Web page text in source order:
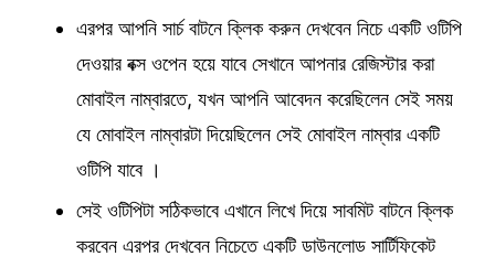
এরপর আপনি সার্চ বাটনে ক্লিক করুন দেখবেন নিচে একটি ওটিপি
দেওয়ার বক্স ওপেন হয়ে যাবে সেখানে আপনার রেজিস্টার করা
মোবাইল নাম্বারতে, যখন আপনি আবেদন করেছিলেন সেই সময়
যে মোবাইল নাম্বারটা দিয়েছিলেন সেই মোবাইল নাম্বার একটি
ওটিপি যাবে ।
সেই ওটিপিটা সঠিকভাবে এখানে লিখে দিয়ে সাবমিট বাটনে ক্লিক
করবেন এরপর দেখবেন নিচেতে একটি ডাউনলোড সার্টিফিকেট